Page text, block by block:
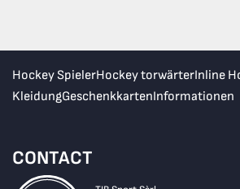
Hockey SpielerHockey torwärterInline
KleidungGeschenkkartenInformationen
CONTACT